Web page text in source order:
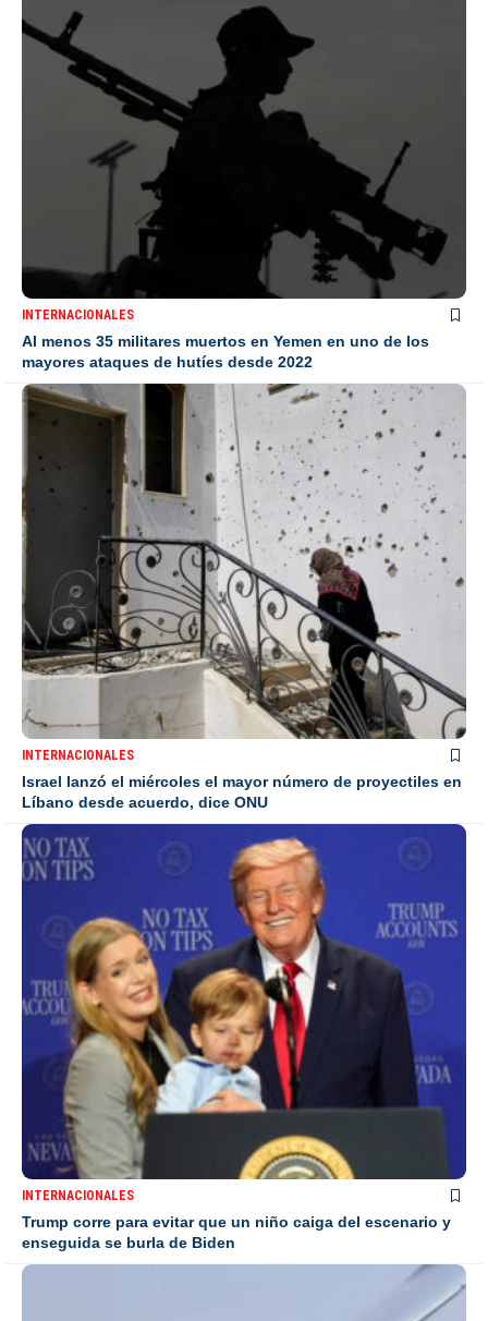
INTERNACIONALES
Al menos 35 militares muertos en Yemen en uno de los
mayores ataques de hutíes desde 2022
INTERNACIONALES
Israel lanzó el miércoles el mayor número de proyectiles en
Líbano desde acuerdo, dice ONU
INTERNACIONALES
Trump corre para evitar que un niño caiga del escenario y
enseguida se burla de Biden